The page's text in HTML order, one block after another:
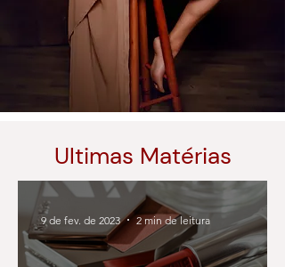
Ultimas Matérias
9 de fev. de 2023 2 min de leitura